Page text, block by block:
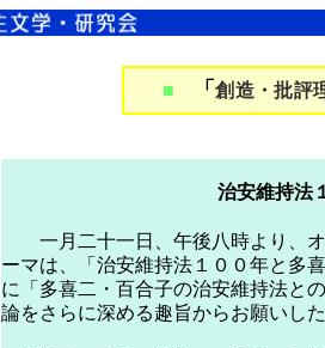
■ 「創造・批評
治安維持法
一月二十一日、午後八時より、オ
ーマは、「治安維持法１００年と多
に「多喜二・百合子の治安維持法と
論をさらに深める趣旨からお願いし